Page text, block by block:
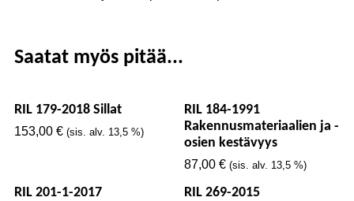
Saatat myös pitää...
RIL 179-2018 Sillat
153,00 € (sis. alv. 13,5 %)
RIL 184-1991
Rakennusmateriaalien ja -
osien kestävyys
87,00 € (sis. alv. 13,5 %)
RIL 201-1-2017
RIL 269-2015